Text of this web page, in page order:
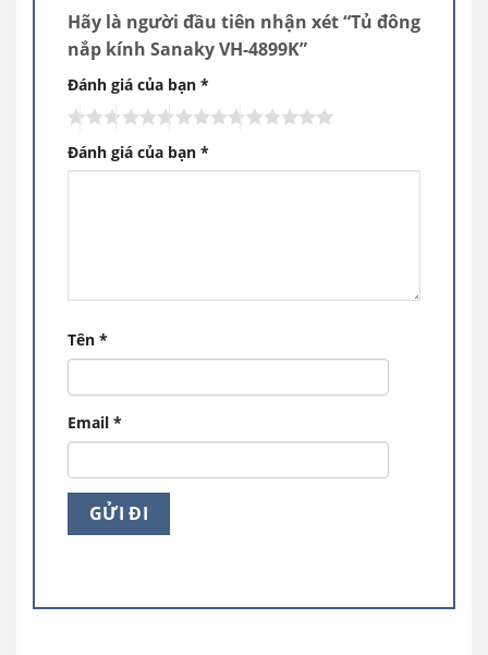
mang đến sự tiện lợi cho bạn trong việc tìm
kiếm thực phẩm cần dùng khi lấy và cho vào
thực phẩm bên trong tủ cũng như giảm bớt
tình trạng hơi lạnh thoát ra ngoài gây tiêu hao
điện năng
DÀN LẠNH BẰNG ĐỒNG KẾT HỢP CÔNG
4899K được ứng dụng công nghệ làm lạnh 360
độ, hơi lạnh sẽ được tỏa đều bên trong tủ, tác
động toàn diện lên bề mặt thực phẩm, đem
Hãy là người đầu tiên nhận xét “Tủ đông
nắp kính Sanaky VH-4899K”
Đánh giá của bạn *
Đánh giá của bạn *
Tên *
Email *